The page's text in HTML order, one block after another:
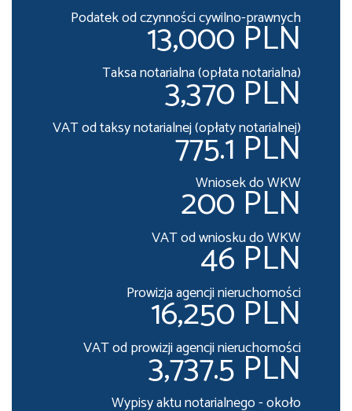
Podatek od czynności cywilno-prawnych
13,000 PLN
Taksa notarialna (opłata notarialna)
3,370 PLN
VAT od taksy notarialnej (opłaty notarialnej)
775.1 PLN
Wniosek do WKW
200 PLN
VAT od wniosku do WKW
46 PLN
Prowizja agencji nieruchomości
16,250 PLN
VAT od prowizji agencji nieruchomości
3,737.5 PLN
Wypisy aktu notarialnego - około